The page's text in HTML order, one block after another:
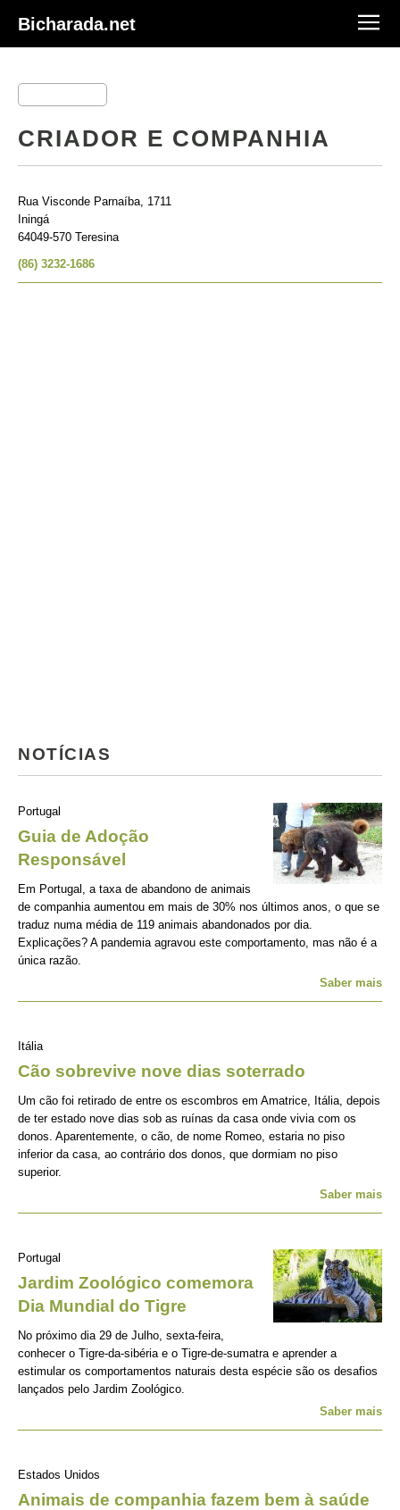
Bicharada.net
CRIADOR E COMPANHIA
Rua Visconde Parnaíba, 1711
Iningá
64049-570 Teresina
(86) 3232-1686
NOTÍCIAS
Portugal
Guia de Adoção
Responsável
Em Portugal, a taxa de abandono de animais
de companhia aumentou em mais de 30% nos últimos anos, o que se
traduz numa média de 119 animais abandonados por dia.
Explicações? A pandemia agravou este comportamento, mas não é a
única razão.
Saber mais
Itália
Cão sobrevive nove dias soterrado
Um cão foi retirado de entre os escombros em Amatrice, Itália, depois
de ter estado nove dias sob as ruínas da casa onde vivia com os
donos. Aparentemente, o cão, de nome Romeo, estaria no piso
inferior da casa, ao contrário dos donos, que dormiam no piso
superior.
Saber mais
Portugal
Jardim Zoológico comemora
Dia Mundial do Tigre
No próximo dia 29 de Julho, sexta-feira,
conhecer o Tigre-da-sibéria e o Tigre-de-sumatra e aprender a
estimular os comportamentos naturais desta espécie são os desafios
lançados pelo Jardim Zoológico.
Saber mais
Estados Unidos
Animais de companhia fazem bem à saúde